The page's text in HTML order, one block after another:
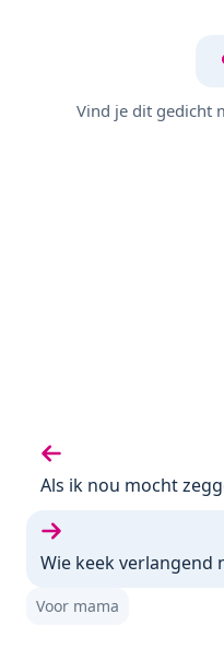
Vind je dit gedicht
Vorige gedicht:
Als ik nou mocht
Volgende gedicht:
Wie keek verlangend
Voor mama